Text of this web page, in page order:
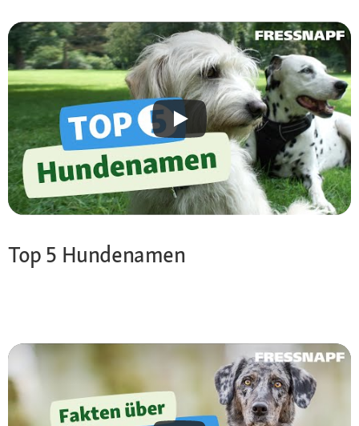
Top 5 Hundenamen